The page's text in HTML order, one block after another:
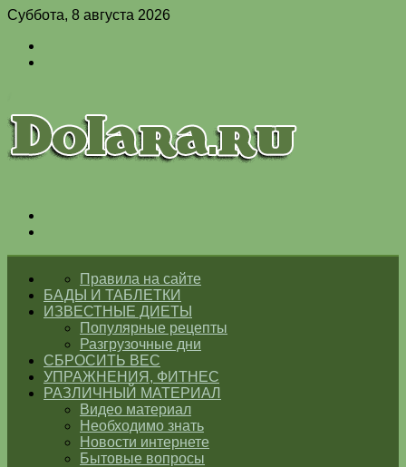
Суббота, 8 августа 2026
ГЛАВНАЯПравила на сайте
БАДЫ И ТАБЛЕТКИ
ИЗВЕСТНЫЕ ДИЕТЫ
Популярные рецепты
Разгрузочные дни
СБРОСИТЬ ВЕС
УПРАЖНЕНИЯ, ФИТНЕС
РАЗЛИЧНЫЙ МАТЕРИАЛ
Видео материал
Необходимо знать
Новости интернете
Бытовые вопросы